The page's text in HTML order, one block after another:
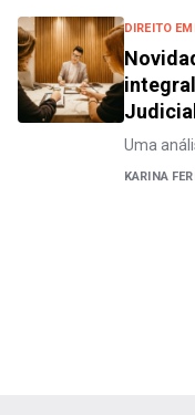
DIREITO
Judicial
Uma
KARINA